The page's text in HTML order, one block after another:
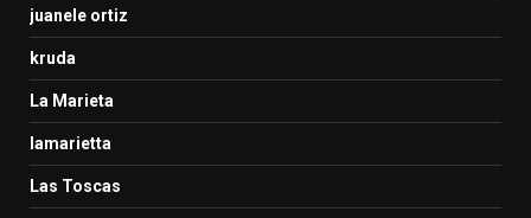
juanele ortiz
kruda
La Marieta
lamarietta
Las Toscas